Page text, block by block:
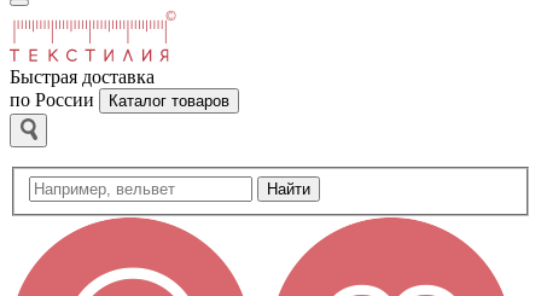
Быстрая доставка
по России
Каталог товаров
Найти